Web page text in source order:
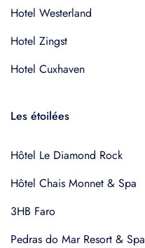
Hotel Westerland
Hotel Zingst
Hotel Cuxhaven
Les étoilées
Hôtel Le Diamond Rock
Hôtel Chais Monnet & Spa
3HB Faro
Pedras do Mar Resort & Spa